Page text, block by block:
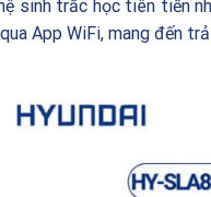
sinh trắc học tiên tiến
App WiFi, mang đến